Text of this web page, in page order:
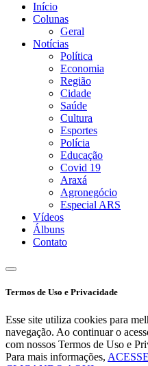
Início
Colunas
Geral
Notícias
Política
Economia
Região
Cidade
Saúde
Cultura
Esportes
Polícia
Educação
Covid 19
Araxá
Agronegócio
Especial ARS
Vídeos
Álbuns
Contato
Termos de Uso e Privacidade
Esse site utiliza cookies para
navegação. Ao continuar o
com nossos Termos de Uso e
Para mais informações,